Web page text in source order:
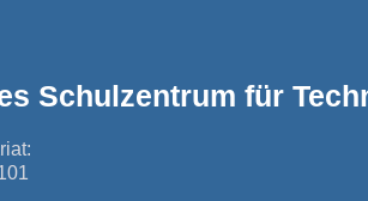
Schulzentrum für